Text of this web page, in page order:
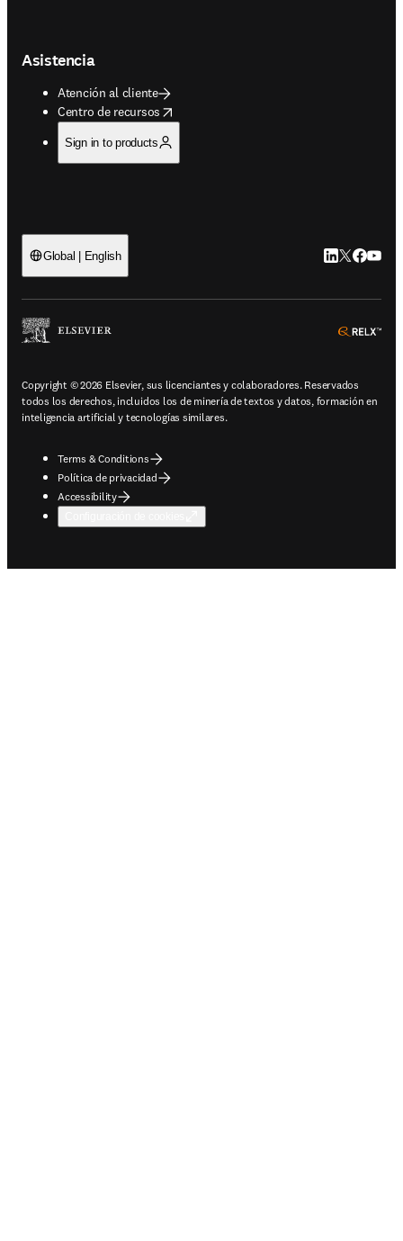
Asistencia
Atención al cliente
Centro de recursos
opens in new tab/window
Sign in to products
Global | English LinkedIn se
Twitter se
Copyright © 2026 Elsevier, sus licenciantes y colaboradores. Reservados
todos los derechos, incluidos los de minería de textos y datos, formación en
inteligencia artificial y tecnologías similares.
Terms & Conditions
Política de privacidad
Accessibility